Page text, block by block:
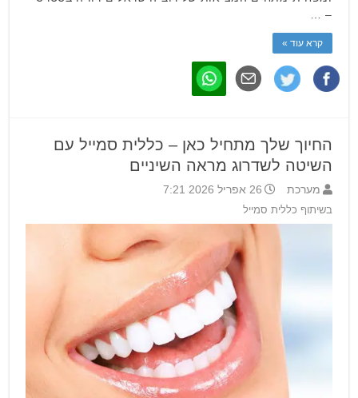
– …
קרא עוד »
החיוך שלך מתחיל כאן – כללית סמייל עם
השיטה לשדרוג מראה השיניים
מערכת
26 אפריל 2026 7:21
בשיתוף כללית סמייל